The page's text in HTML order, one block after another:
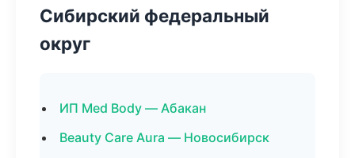
Сибирский федеральный
округ
ИП Med Body — Абакан
Beauty Care Aura — Новосибирск